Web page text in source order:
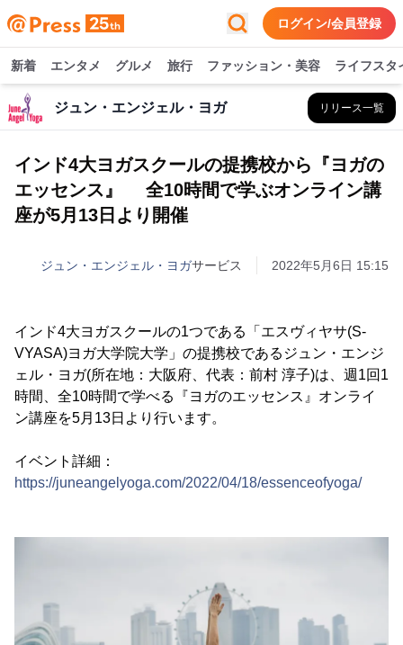
ログイン/会員登録
新着 エンタメ グルメ 旅行 ファッション・美容 ライフスタ
ジュン・エンジェル・ヨガ リリース一覧
インド4大ヨガスクールの提携校から『ヨガの
エッセンス』 全10時間で学ぶオンライン講
座が5月13日より開催
ジュン・エンジェル・ヨガサービス 2022年5月6日 15:15
インド4大ヨガスクールの1つである「エスヴィヤサ(S-
VYASA)ヨガ大学院大学」の提携校であるジュン・エンジ
ェル・ヨガ(所在地：大阪府、代表：前村 淳子)は、週1回1
時間、全10時間で学べる『ヨガのエッセンス』オンライ
ン講座を5月13日より行います。
イベント詳細：
https://juneangelyoga.com/2022/04/18/essenceofyoga/